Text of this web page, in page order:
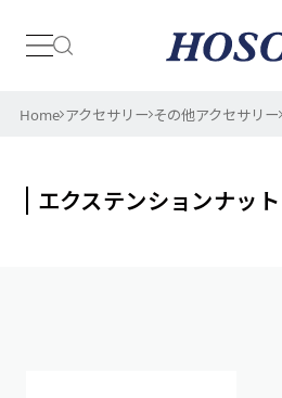
日本
Home アクセサリー その他アクセサリー
エクステンションナット